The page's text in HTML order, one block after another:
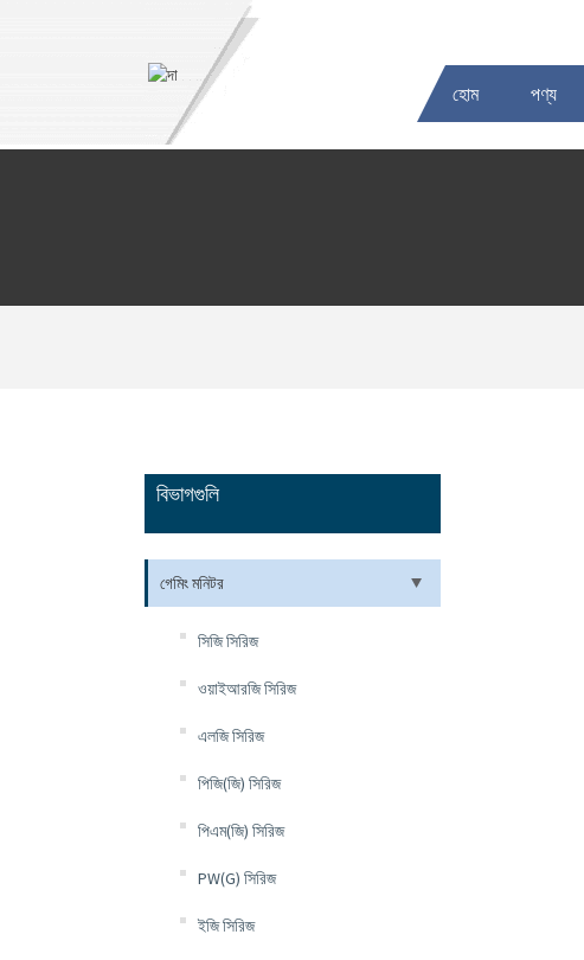
হোম পণ্য
বিভাগগুলি
গেমিং মনিটর
সিজি সিরিজ
ওয়াইআরজি সিরিজ
এলজি সিরিজ
পিজি(জি) সিরিজ
পিএম(জি) সিরিজ
PW(G) সিরিজ
ইজি সিরিজ